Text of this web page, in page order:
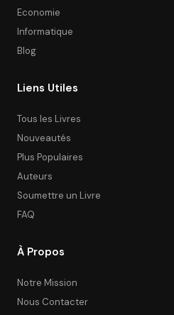
Economie
Informatique
Blog
Liens Utiles
Tous les Livres
Nouveautés
Plus Populaires
Auteurs
Soumettre un Livre
FAQ
À Propos
Notre Mission
Nous Contacter